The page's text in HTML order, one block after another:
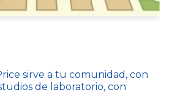
sirve a tu comunidad, con
de laboratorio, con